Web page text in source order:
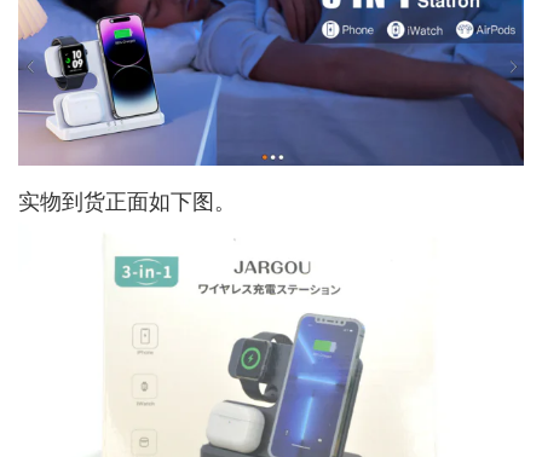
实物到货正面如下图。